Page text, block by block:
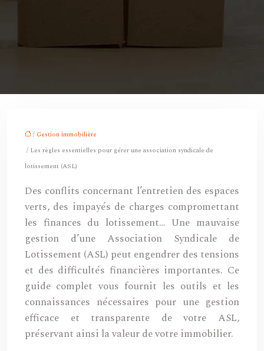
/ Gestion immobilière
/ Les règles essentielles pour gérer une association syndicale de
lotissement (ASL)
Des conflits concernant l’entretien des espaces
verts, des impayés de charges compromettant
les finances du lotissement… Une mauvaise
gestion d’une Association Syndicale de
Lotissement (ASL) peut engendrer des tensions
et des difficultés financières importantes. Ce
guide complet vous fournit les outils et les
connaissances nécessaires pour une gestion
efficace et transparente de votre ASL,
préservant ainsi la valeur de votre immobilier.